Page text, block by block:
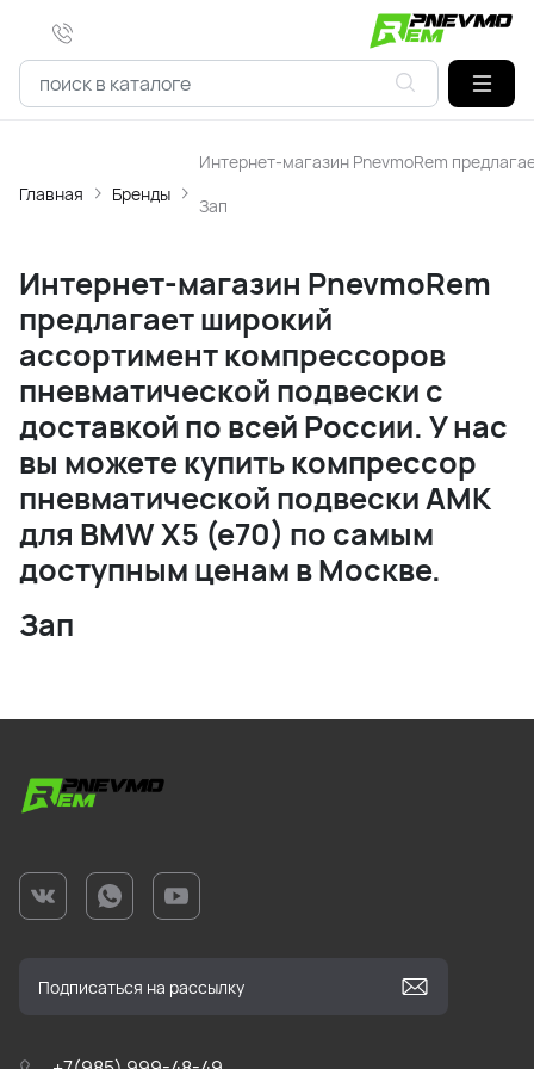
Главная Бренды
Интернет-магазин PnevmoRem
Зап
Интернет-магазин PnevmoRem
предлагает широкий
ассортимент компрессоров
пневматической подвески с
доставкой по всей России. У нас
вы можете купить компрессор
пневматической подвески AMK
для BMW X5 (e70) по самым
доступным ценам в Москве.
Зап